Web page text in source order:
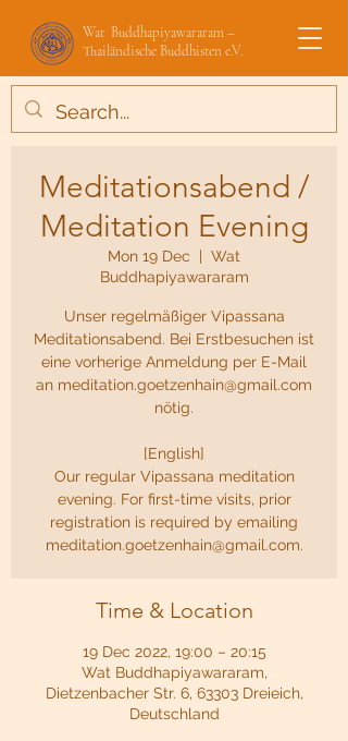
Wat Buddhapiyawararam –
Thailändische Buddhisten e.V.
Meditationsabend /
Meditation Evening
Mon 19 Dec
  |
Wat
Buddhapiyawararam
Unser regelmäßiger Vipassana
Meditationsabend. Bei Erstbesuchen ist
eine vorherige Anmeldung per E-Mail
an meditation.goetzenhain@gmail.com
nötig.
[English]
Our regular Vipassana meditation
evening. For first-time visits, prior
registration is required by emailing
meditation.goetzenhain@gmail.com.
Time & Location
19 Dec 2022, 19:00 – 20:15
Wat Buddhapiyawararam,
Dietzenbacher Str. 6, 63303 Dreieich,
Deutschland